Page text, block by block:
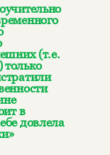
(т.е.
только
в
довлела